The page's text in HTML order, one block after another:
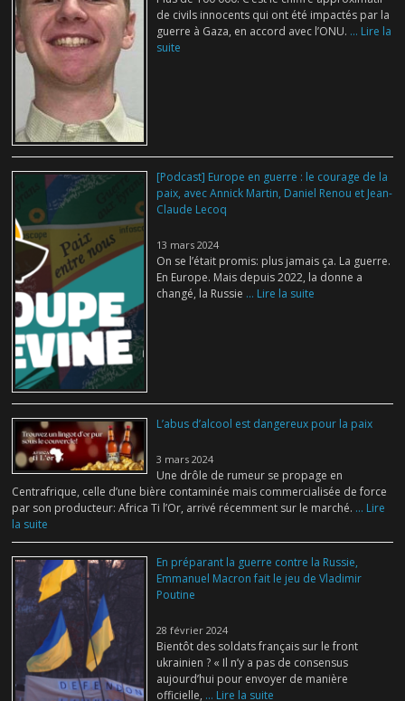
de civils innocents qui ont été impactés par la
guerre à Gaza, en accord avec l’ONU. ... Lire la
suite
[Podcast] Europe en guerre : le courage de la
paix, avec Annick Martin, Daniel Renou et Jean-
Claude Lecoq
13 mars 2024
On se l’était promis: plus jamais ça. La guerre.
En Europe. Mais depuis 2022, la donne a
changé, la Russie ... Lire la suite
L’abus d’alcool est dangereux pour la paix
3 mars 2024
Une drôle de rumeur se propage en
Centrafrique, celle d’une bière contaminée mais commercialisée de force
par son producteur: Africa Ti l’Or, arrivé récemment sur le marché. ... Lire
la suite
En préparant la guerre contre la Russie,
Emmanuel Macron fait le jeu de Vladimir
Poutine
28 février 2024
Bientôt des soldats français sur le front
ukrainien ? « Il n’y a pas de consensus
aujourd’hui pour envoyer de manière
officielle, ... Lire la suite